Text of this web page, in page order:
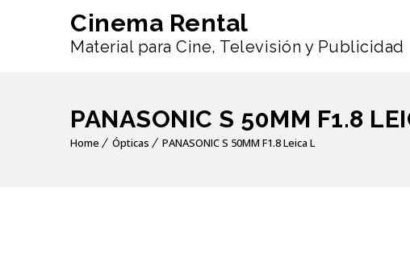
Cinema Rental
Material para Cine, Televisión y Publicidad
PANASONIC S 50MM F1.8
Home Ópticas PANASONIC S 50MM F1.8 Leica L